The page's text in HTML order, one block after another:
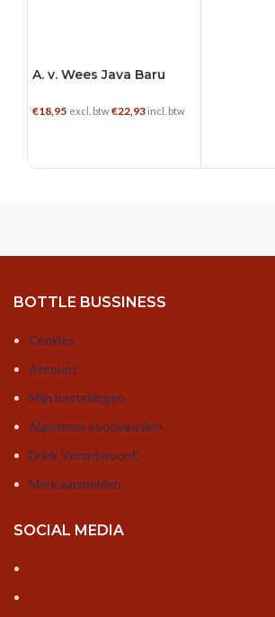
A. v. Wees Java Baru
€18,95 excl. btw€22,93 incl. btw
BOTTLE BUSSINESS
Cookies
Account
Mijn bestellingen
Algemene voorwaarden
Drink Verantwoord!
Merk aanmelden
SOCIAL MEDIA